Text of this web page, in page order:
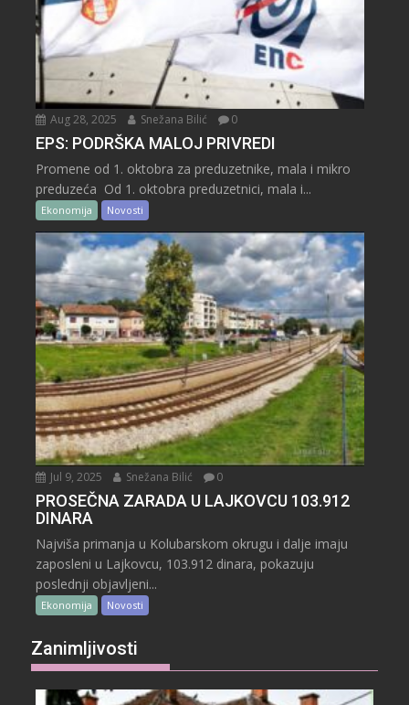
Aug 28, 2025 Snežana Bilić 0
EPS: PODRŠKA MALOJ PRIVREDI
Promene od 1. oktobra za preduzetnike, mala i mikro
preduzeća Od 1. oktobra preduzetnici, mala i...
Ekonomija Novosti
Jul 9, 2025 Snežana Bilić 0
PROSEČNA ZARADA U LAJKOVCU 103.912
DINARA
Najviša primanja u Kolubarskom okrugu i dalje imaju
zaposleni u Lajkovcu, 103.912 dinara, pokazuju
poslednji objavljeni...
Ekonomija Novosti
Zanimljivosti